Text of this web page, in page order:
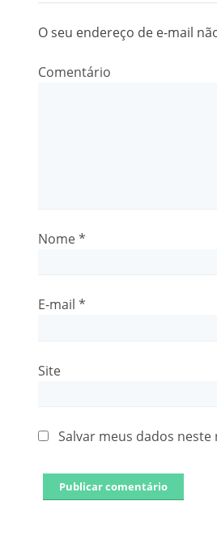
O seu endereço de e-mail
Comentário
Nome*
E-mail *
Site
Salvar meus dados